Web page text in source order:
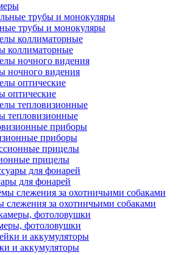
трубы и монокуляры
коллиматорные
ночного видения
оптические
тепловизионные
приборы
прицелы
для фонарей
слежения за охотничьими собаками
фотоловушки
и аккумуляторы